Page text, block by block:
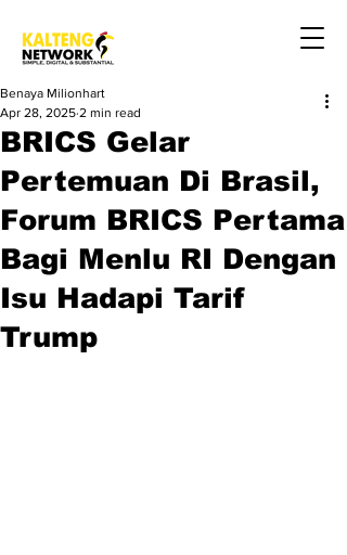
BRICS Gelar
Pertemuan Di Brasil,
Forum BRICS Pertama
Bagi Menlu RI Dengan
Isu Hadapi Tarif
Trump
Benaya Milionhart
Apr 28, 2025 2 min read